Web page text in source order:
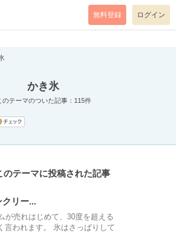
code=0 mode=return level=notice
無料登録 ログイン
かき氷
のテーマのついた記事：115件
のテーマに投稿された記事
リー...
が売れはじめて、30度を超える
言われます。 氷はさっぱりして